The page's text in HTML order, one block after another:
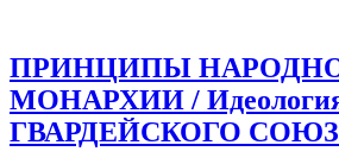
ПРИНЦИПЫ
МОНАРХИИ /
ГВАРДЕЙСКОГО